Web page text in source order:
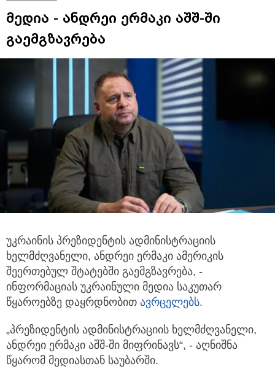
მედია - ანდრეი ერმაკი აშშ-ში
გაემგზავრება
უკრაინის პრეზიდენტის ადმინისტრაციის
ხელმძღვანელი, ანდრეი ერმაკი ამერიკის
შეერთებულ შტატებში გაემგზავრება, -
ინფორმაციას უკრაინული მედია საკუთარ
წყაროებზე დაყრდნობით ავრცელებს.
„პრეზიდენტის ადმინისტრაციის ხელმძღვანელი,
ანდრეი ერმაკი აშშ-ში მიფრინავს“, - აღნიშნა
წყარომ მედიასთან საუბარში.